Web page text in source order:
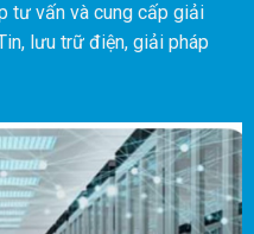
tư vấn và cung cấp giải
lưu trữ điện, giải pháp